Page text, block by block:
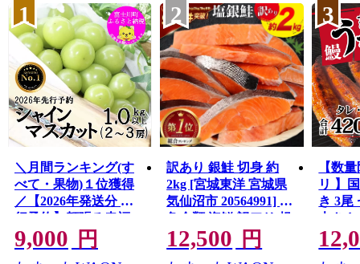
1
＼月間ランキング(す
べて・果物)１位獲得
／【2026年発送分 先
行予約】頬張る幸福
感 〜緑の宝石・ シ
ャインマスカット 〜
9,000 円
2
訳あり 銀鮭 切身 約
2kg [宮城東洋 宮城県
気仙沼市 20564991] 鮭
魚介類 海鮮 訳アリ 規
格外 不揃い さけ サケ
鮭切身 シャケ 切り身
12,500 円
3
【数
リ 】
き 3尾
大き
レ・
鰻 ふ